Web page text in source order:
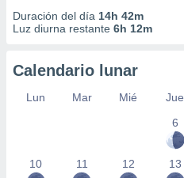
Duración del día 14h 42m
Luz diurna restante 6h 12m
Calendario lunar
Lun Mar Mié Jue
6
10 11 12 13